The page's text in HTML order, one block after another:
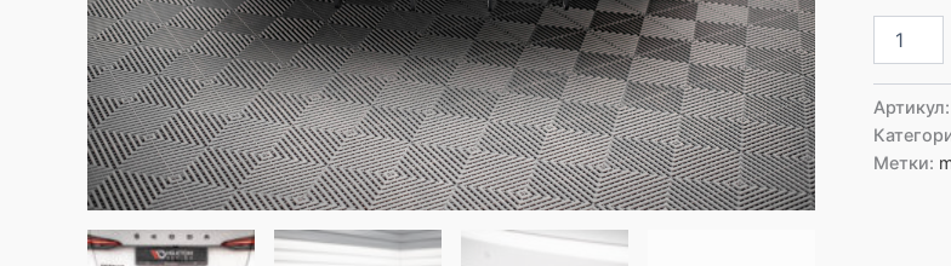
товара
Design
Задний
Street
Артикул:
Метки: